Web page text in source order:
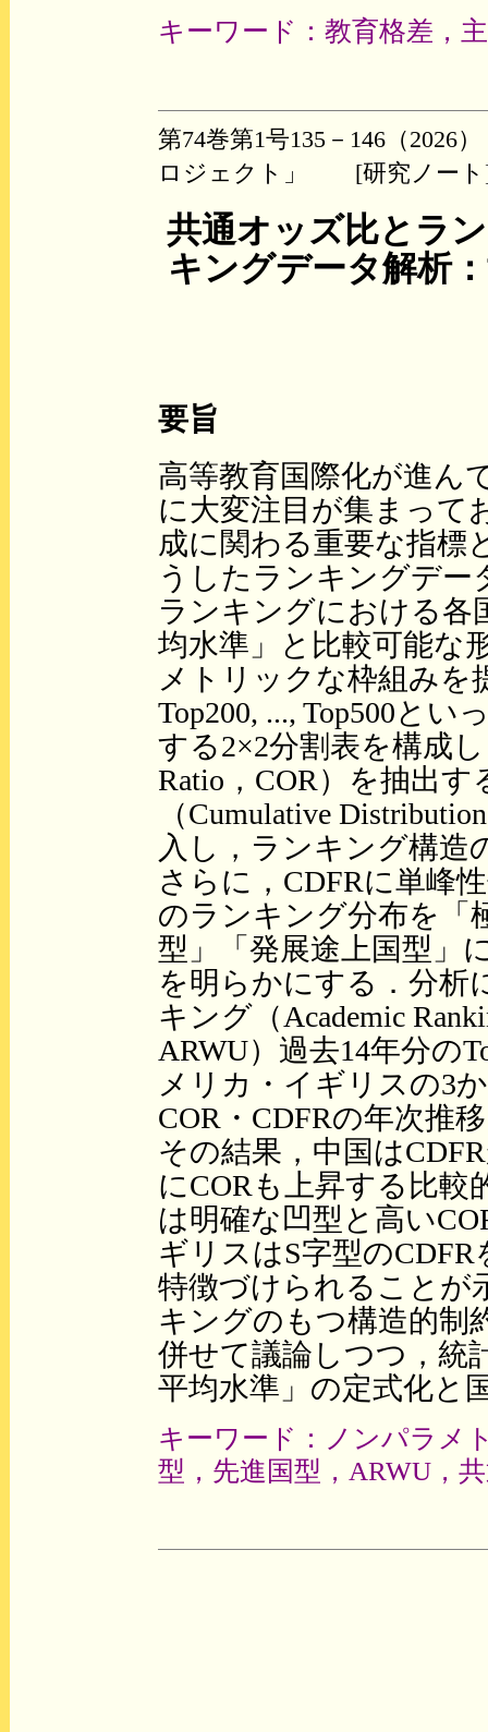
キーワード：教育格差，
第74巻第1号135－146（
ロジェクト」 [研究ノー
共通オッズ比とラ
キングデータ解析
要旨
高等教育国際化が進ん
に大変注目が集まって
成に関わる重要な指標
うしたランキングデー
ランキングにおける各
均水準」と比較可能な
メトリックな枠組みを
Top200, ..., Top500と
する2×2分割表を構成
Ratio，COR）を抽出
（Cumulative
入し，ランキング構造
さらに，CDFRに単峰
のランキング分布を「
型」「発展途上国型」
を明らかにする．分析
キング（Academic
ARWU）過去14年分の
メリカ・イギリスの3
COR・CDFRの年次推
その結果，中国は
にCORも上昇する比較
は明確な凹型と高い
ギリスはS字型の
特徴づけられることが
キングのもつ構造的制
併せて議論しつつ，統
平均水準」の定式化と
キーワード：ノンパラメ
型，先進国型，ARWU，